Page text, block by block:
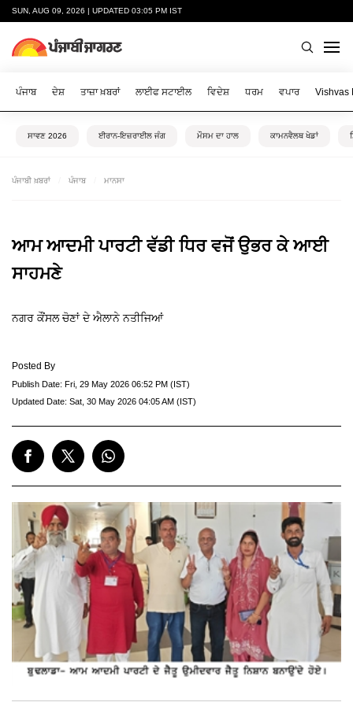
SUN, AUG 09, 2026 | UPDATED 03:05 PM IST
ਪੰਜਾਬ ਦੇਸ਼ ਤਾਜ਼ਾ ਖ਼ਬਰਾਂ ਲਾਈਫ ਸਟਾਈਲ ਵਿਦੇਸ਼ ਧਰਮ ਵਪਾਰ Vishvas
ਸਾਵਣ 2026 ਈਰਾਨ-ਇਜ਼ਰਾਈਲ ਜੰਗ ਮੌਸਮ ਦਾ ਹਾਲ ਕਾਮਨਵੈਲਥ ਖੇਡਾਂ
ਪੰਜਾਬੀ ਖ਼ਬਰਾਂ ਪੰਜਾਬ ਮਾਨਸਾ
ਆਮ ਆਦਮੀ ਪਾਰਟੀ ਵੱਡੀ ਧਿਰ ਵਜੋਂ ਉਭਰ ਕੇ ਆਈ
ਸਾਹਮਣੇ
ਨਗਰ ਕੌਂਸਲ ਚੋਣਾਂ ਦੇ ਐਲਾਨੇ ਨਤੀਜਿਆਂ
Posted By
Publish Date: Fri, 29 May 2026 06:52 PM (IST)
Updated Date: Sat, 30 May 2026 04:05 AM (IST)